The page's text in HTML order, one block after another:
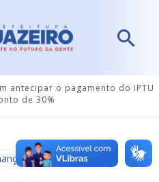
antecipar o pagamento do IPTU
de 30%